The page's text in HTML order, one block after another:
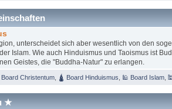
unterscheidet sich aber wesentlich von den
Islam. Wie auch Hinduismus und Taoismus ist
Geistes, die "Buddha-Natur" zu erlangen.
Board Christentum, 🛕 Board Hinduismus 🕌 Board Islam,
★